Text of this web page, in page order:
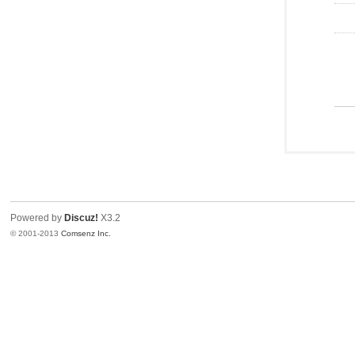
Powered by Discuz! X3.2
© 2001-2013Comsenz Inc.